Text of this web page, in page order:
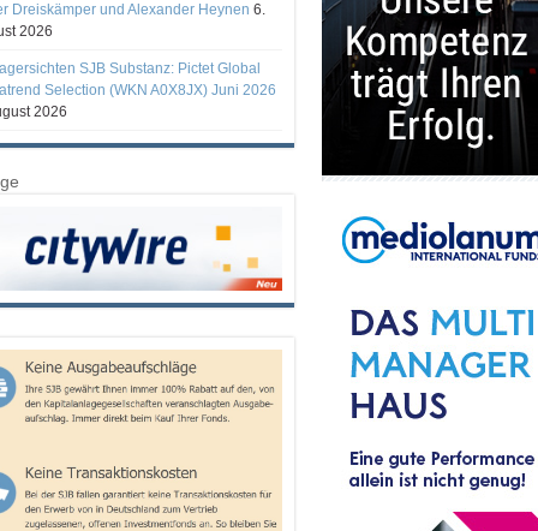
Dreiskämper und Alexander Heynen 6.
2026
SJB Substanz: Pictet Global
Selection (WKN A0X8JX) Juni 2026
2026